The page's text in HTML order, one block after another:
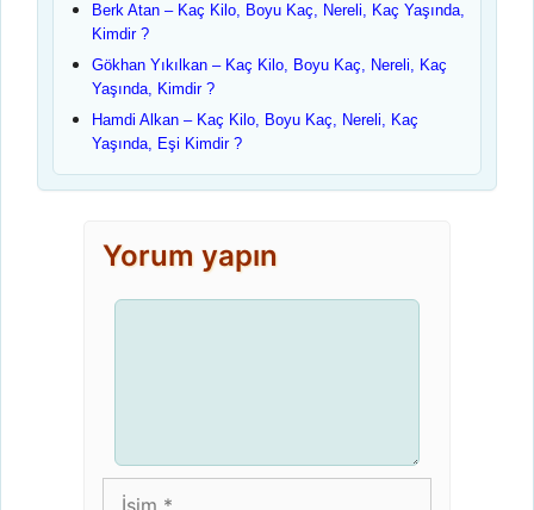
Berk Atan – Kaç Kilo, Boyu Kaç, Nereli, Kaç Yaşında,
Kimdir ?
Gökhan Yıkılkan – Kaç Kilo, Boyu Kaç, Nereli, Kaç
Yaşında, Kimdir ?
Hamdi Alkan – Kaç Kilo, Boyu Kaç, Nereli, Kaç
Yaşında, Eşi Kimdir ?
Yorum yapın
İsim